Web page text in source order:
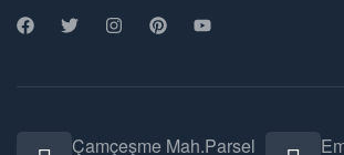
Çamçeşme Mah.Parsel